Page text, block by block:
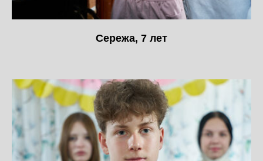
Сережа, 7 лет